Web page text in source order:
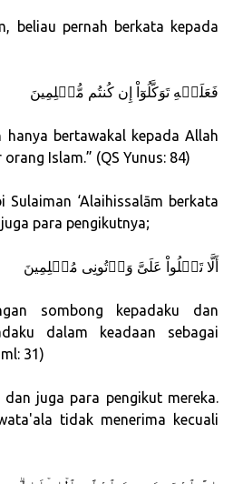
beliau pernah berkata kepada
فَعَلَيۡهِ تَوَكَّلُوٓاْ إِن كُنتُم مُّسۡلِمِينَ
hanya bertawakal kepada Allah
Islam.” (QS Yunus: 84)
‘Alaihissalām berkata
para pengikutnya;
أَلَّا تَعۡلُواْ عَلَىَّ وَأۡتُونِى مُسۡلِمِينَ
sombong kepadaku dan
dalam keadaan sebagai
31)
juga para pengikut mereka.
tidak menerima kecuali